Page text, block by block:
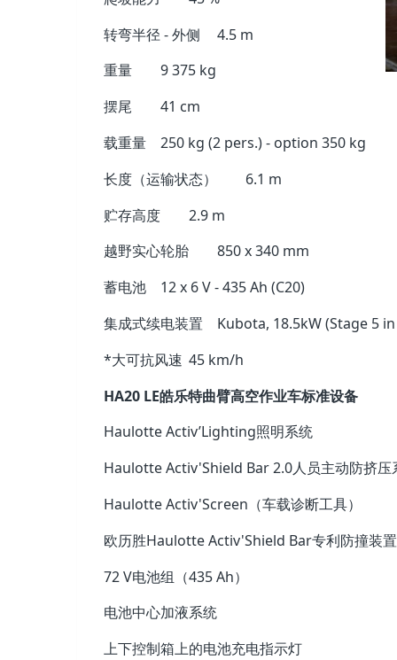
转弯半径 - 外侧
4.5 m
重量
9 375 kg
摆尾
41 cm
载重量
250 kg (2 pers.) - option 350 kg
长度（运输状态）
6.1 m
贮存高度
2.9 m
越野实心轮胎
850 x 340 mm
蓄电池
12 x 6 V - 435 Ah (C20)
集成式续电装置
Kubota, 18.5kW (Stage 5 in
*大可抗风速 45 km/h
HA20 LE皓乐特曲臂高空作业车标准设备
Haulotte Activ’Lighting照明系统
Haulotte Activ'Shield Bar 2.0人员主动防挤压
Haulotte Activ'Screen（车载诊断工具）
欧历胜Haulotte Activ'Shield Bar专利防撞装
72 V电池组（435 Ah）
电池中心加液系统
上下控制箱上的电池充电指示灯